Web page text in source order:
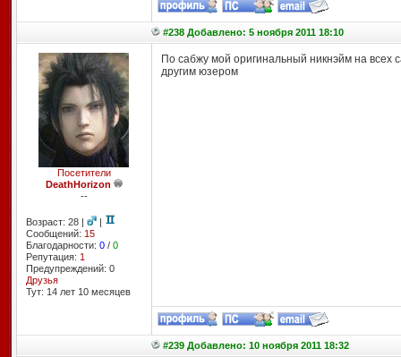
#238 Добавлено: 5 ноября 2011 18:10
Посетители
DeathHorizon
--
Возраст: 28 |
|
Сообщений: 15
Благодарности: 0/ 0
Репутация: 1
Предупреждений: 0
Друзья
Тут: 14 лет 10 месяцев
По сабжу мой оригинальный никнэйм на всех
другим юзером
#239 Добавлено: 10 ноября 2011 18:32